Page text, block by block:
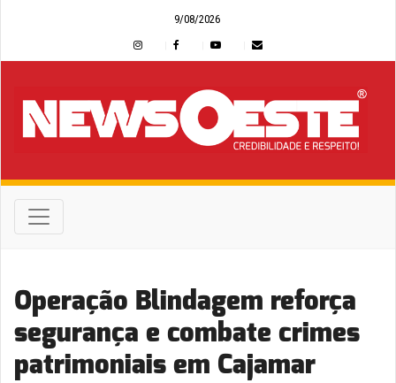
9/08/2026
Operação Blindagem reforça
segurança e combate crimes
patrimoniais em Cajamar